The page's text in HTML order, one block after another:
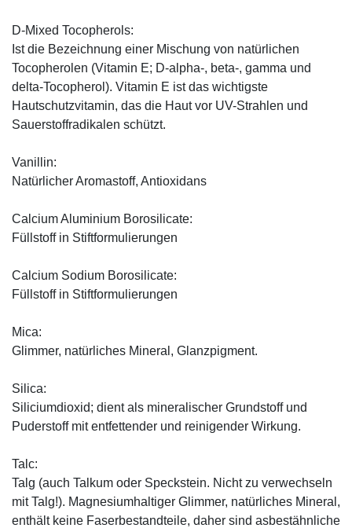
D-Mixed Tocopherols:
Ist die Bezeichnung einer Mischung von natürlichen
Tocopherolen (Vitamin E; D-alpha-, beta-, gamma und
delta-Tocopherol). Vitamin E ist das wichtigste
Hautschutzvitamin, das die Haut vor UV-Strahlen und
Sauerstoffradikalen schützt.
Vanillin:
Natürlicher Aromastoff, Antioxidans
Calcium Aluminium Borosilicate:
Füllstoff in Stiftformulierungen
Calcium Sodium Borosilicate:
Füllstoff in Stiftformulierungen
Mica:
Glimmer, natürliches Mineral, Glanzpigment.
Silica:
Siliciumdioxid; dient als mineralischer Grundstoff und
Puderstoff mit entfettender und reinigender Wirkung.
Talc:
Talg (auch Talkum oder Speckstein. Nicht zu verwechseln
mit Talg!). Magnesiumhaltiger Glimmer, natürliches Mineral,
enthält keine Faserbestandteile, daher sind asbestähnliche